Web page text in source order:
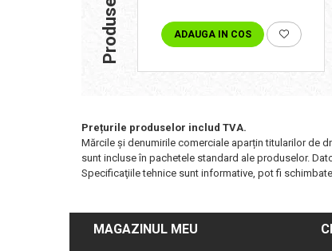
ADAUGA IN COS
Prețurile produselor includ TVA.
Mărcile și denumirile comerciale aparțin titularilor de
sunt incluse în pachetele standard ale produselor.
Specificaţiile tehnice sunt informative, pot fi
MAGAZINUL MEU